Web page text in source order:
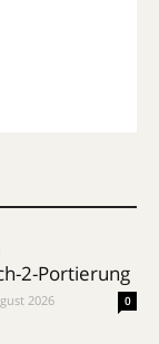
2-Portierung
2026 0